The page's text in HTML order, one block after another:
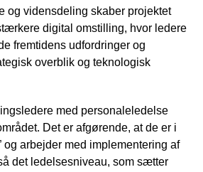
og vidensdeling skaber projektet
digital omstilling, hvor ledere
fremtidens udfordringer og
overblik og teknologisk
med personaleledelse
Det er afgørende, at de er i
og arbejder med implementering af
det ledelsesniveau, som sætter